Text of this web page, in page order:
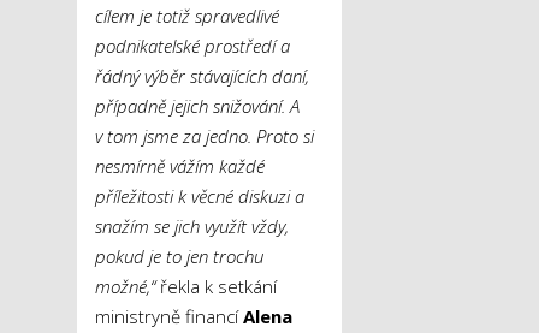
cílem je totiž spravedlivé
podnikatelské prostředí a
řádný výběr stávajících daní,
případně jejich snižování. A
v tom jsme za jedno. Proto si
nesmírně vážím každé
příležitosti k věcné diskuzi a
snažím se jich využít vždy,
pokud je to jen trochu
možné,“řekla k setkání
ministryně financíAlena